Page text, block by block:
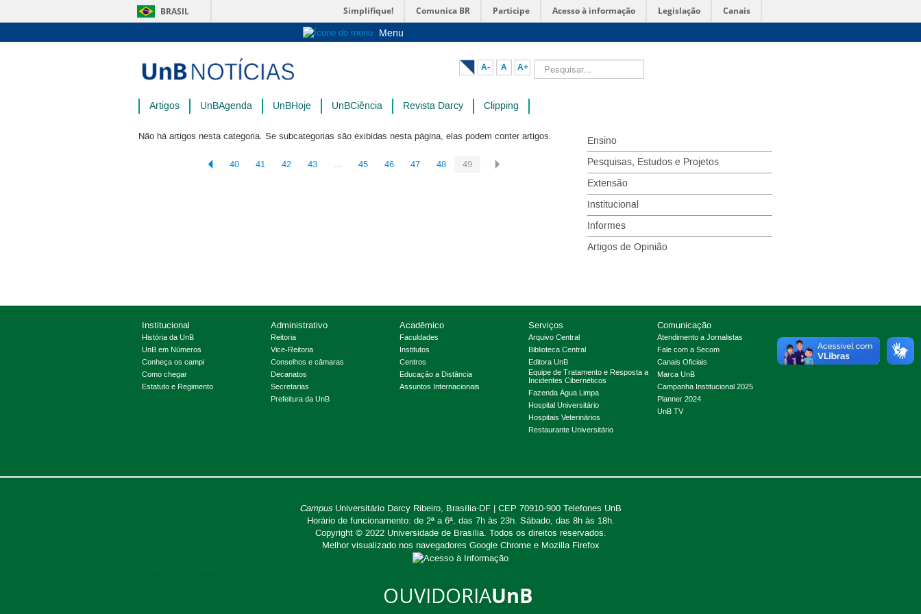
BRASIL Simplifique! Comunica BR Participe Acesso à informação Legislação Canais
Menu
Pós-Graduação
A- A A+ Pesquisar...
Artigos UnBAgenda UnBHoje UnBCiência Revista Darcy Clipping
Não há artigos nesta categoria. Se subcategorias são exibidas nesta página, elas podem conter artigos.
40 41 42 43 ... 45 46 47 48 49
Ensino
Pesquisas, Estudos e Projetos
Extensão
Institucional
Informes
Artigos de Opinião
Institucional
História da UnB
UnB em Números
Conheça os campi
Como chegar
Estatuto e Regimento
Administrativo
Reitoria
Vice-Reitoria
Conselhos e câmaras
Decanatos
Secretarias
Prefeitura da UnB
Acadêmico
Faculdades
Institutos
Centros
Educação a Distância
Assuntos Internacionais
Serviços
Arquivo Central
Biblioteca Central
Editora UnB
Equipe de Tratamento e Resposta a
Incidentes Cibernéticos
Fazenda Água Limpa
Hospital Universitário
Hospitais Veterinários
Restaurante Universitário
Comunicação
Atendimento a Jornalistas
Fale com a Secom
Canais Oficiais
Marca UnB
Campanha Institucional 2025
Planner 2024
UnB TV
CampusUniversitário Darcy Ribeiro, Brasília-DF | CEP 70910-900 Telefones UnB
Horário de funcionamento: de 2ª a 6ª, das 7h às 23h. Sábado, das 8h às 18h.
Copyright © 2022 Universidade de Brasília. Todos os direitos reservados.
Melhor visualizado nos navegadores Google Chrome e Mozilla Firefox
OUVIDORIAUnB